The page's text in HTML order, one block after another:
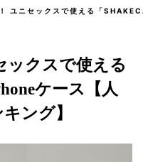
ユニセックスで使える「
ックスで使える
ケース【人
ング】